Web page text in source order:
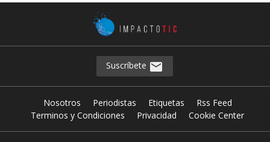
Suscríbete
Nosotros Periodistas Etiquetas
Rss Feed
Terminos y Condiciones
Privacidad Cookie Center